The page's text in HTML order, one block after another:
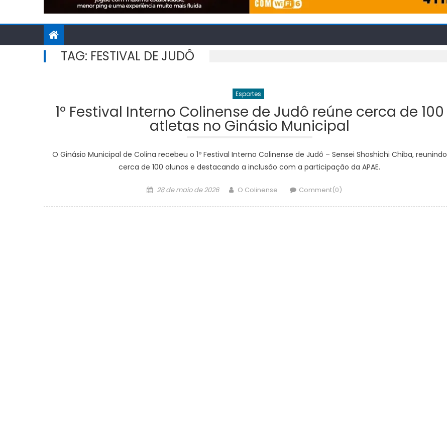
TAG: FESTIVAL DE JUDÔ
Esportes
1º Festival Interno Colinense de Judô reúne cerca de 100
atletas no Ginásio Municipal
O Ginásio Municipal de Colina recebeu o 1º Festival Interno Colinense de Judô – Sensei Shoshichi Chiba, reunindo
cerca de 100 alunos e destacando a inclusão com a participação da APAE.
Posted
28 de maio de 2026 Author
O Colinense Comment(0)